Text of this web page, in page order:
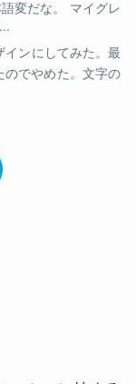
変だな。 マイグレ
インにしてみた。最
のでやめた。文字の